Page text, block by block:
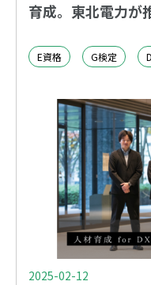
育成。東北電力が
E資格 G検定
2025-02-12